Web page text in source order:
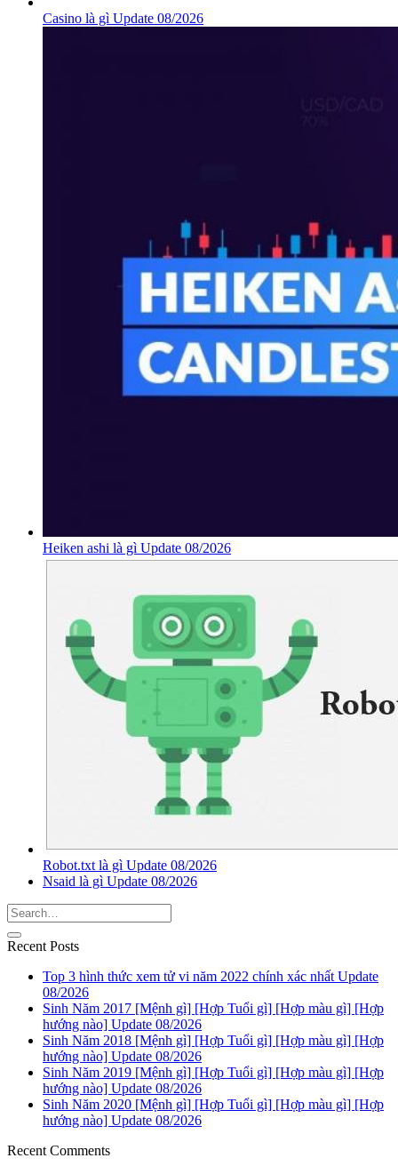
Casino là gì Update 08/2026
Heiken ashi là gì Update 08/2026
Robot.txt là gì Update 08/2026
Nsaid là gì Update 08/2026
Recent Posts
Top 3 hình thức xem tử vi năm 2022 chính xác nhất Update
08/2026
Sinh Năm 2017 [Mệnh gì] [Hợp Tuổi gì] [Hợp màu gì] [Hợp
hướng nào] Update 08/2026
Sinh Năm 2018 [Mệnh gì] [Hợp Tuổi gì] [Hợp màu gì] [Hợp
hướng nào] Update 08/2026
Sinh Năm 2019 [Mệnh gì] [Hợp Tuổi gì] [Hợp màu gì] [Hợp
hướng nào] Update 08/2026
Sinh Năm 2020 [Mệnh gì] [Hợp Tuổi gì] [Hợp màu gì] [Hợp
hướng nào] Update 08/2026
Recent Comments